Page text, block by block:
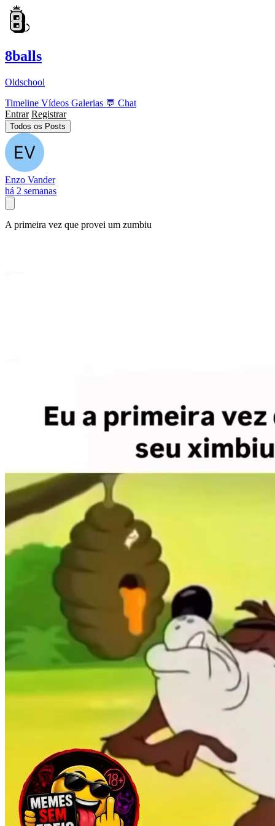
8balls
Oldschool
Timeline Vídeos Galerias 💬 Chat
Entrar Registrar
Todos os Posts
Enzo Vander
há 2 semanas
A primeira vez que provei um zumbiu